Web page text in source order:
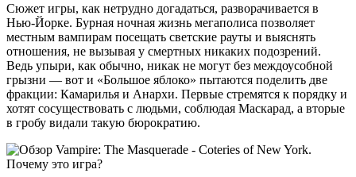
Сюжет игры, как нетрудно догадаться, разворачивается в
Нью-Йорке. Бурная ночная жизнь мегаполиса позволяет
местным вампирам посещать светские рауты и выяснять
отношения, не вызывая у смертных никаких подозрений.
Ведь упыри, как обычно, никак не могут без междоусобной
грызни — вот и «Большое яблоко» пытаются поделить две
фракции: Камарилья и Анархи. Первые стремятся к порядку и
хотят сосуществовать с людьми, соблюдая Маскарад, а вторые
в гробу видали такую бюрократию.